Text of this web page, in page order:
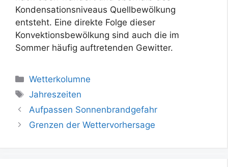
Kondensationsniveaus Quellbewölkung
entsteht. Eine direkte Folge dieser
Konvektionsbewölkung sind auch die im
Sommer häufig auftretenden Gewitter.
Kategorien
Wetterkolumne
Schlagwörter
Jahreszeiten
Aufpassen Sonnenbrandgefahr
Grenzen der Wettervorhersage